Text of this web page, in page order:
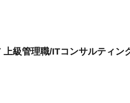
級管理職/ITコンサルティン